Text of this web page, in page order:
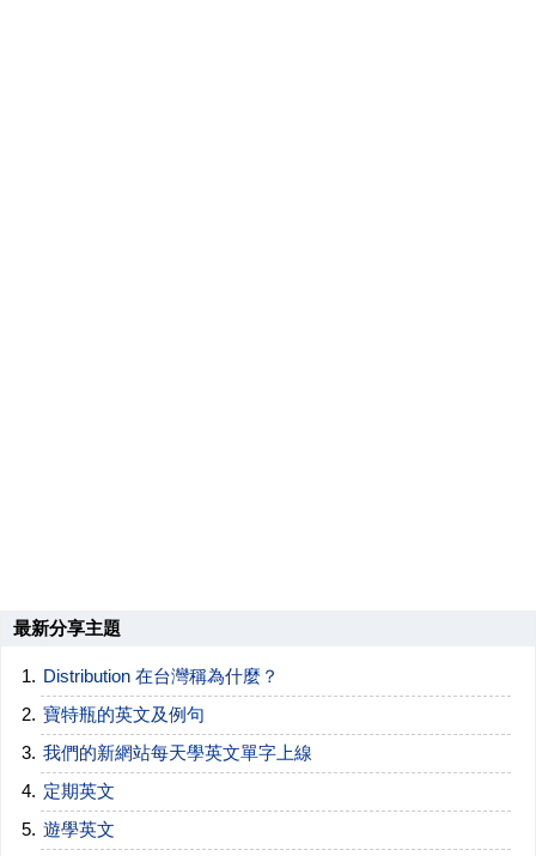
最新分享主題
Distribution 在台灣稱為什麼？
寶特瓶的英文及例句
我們的新網站每天學英文單字上線
定期英文
遊學英文